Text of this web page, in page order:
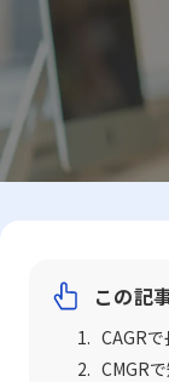
この記
CAGR
CMGR